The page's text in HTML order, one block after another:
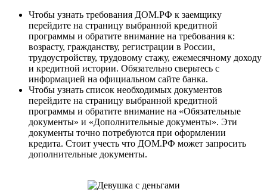
Чтобы узнать требования ДОМ.РФ к заемщику
перейдите на страницу выбранной кредитной
программы и обратите внимание на требования к:
возрасту, гражданству, регистрации в России,
трудоустройству, трудовому стажу, ежемесячному доходу
и кредитной истории. Обязательно сверьтесь с
информацией на официальном сайте банка.
Чтобы узнать список необходимых документов
перейдите на страницу выбранной кредитной
программы и обратите внимание на «Обязательные
документы» и «Дополнительные документы». Эти
документы точно потребуются при оформлении
кредита. Стоит учесть что ДОМ.РФ может запросить
дополнительные документы.